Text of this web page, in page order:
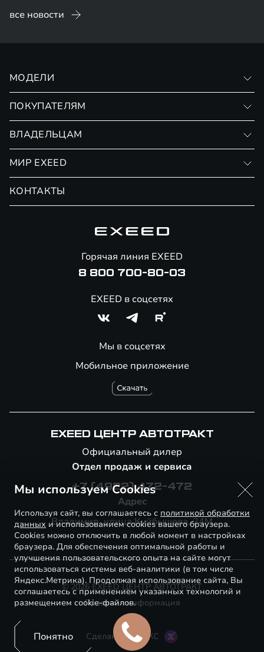
все новости
МОДЕЛИ
ПОКУПАТЕЛЯМ
Страхование
ВЛАДЕЛЬЦАМ
Сервис
Помощь на дорогах
МИР EXEED
КОНТАКТЫ
Мобильное приложение
Горячая линия EXEED
8 800 700-80-03
EXEED в соцсетях
Мы в соцсетях
EXEED ЦЕНТР АВТОТРАКТ
Официальный дилер
Отдел продаж и сервиса
+7 (4922) 472-472
Адрес
Владимир, улица Куйбышева, 24М
© 2026 EXEED ЦЕНТР АВТОТРАКТ
Правовая информация
Сделано в ПЕРКС
Мы используем Cookies
Используя сайт, вы соглашаетесь с политикой обработки
данных и использованием cookies вашего браузера.
Cookies можно отключить в любой момент в настройках
браузера. Для обеспечения оптимальной работы и
улучшения пользовательского опыта на сайте могут
использоваться системы веб-аналитики (в том числе
Яндекс.Метрика). Продолжая использование сайта, Вы
соглашаетесь с применением указанных технологий и
размещением cookie-файлов.
Понятно